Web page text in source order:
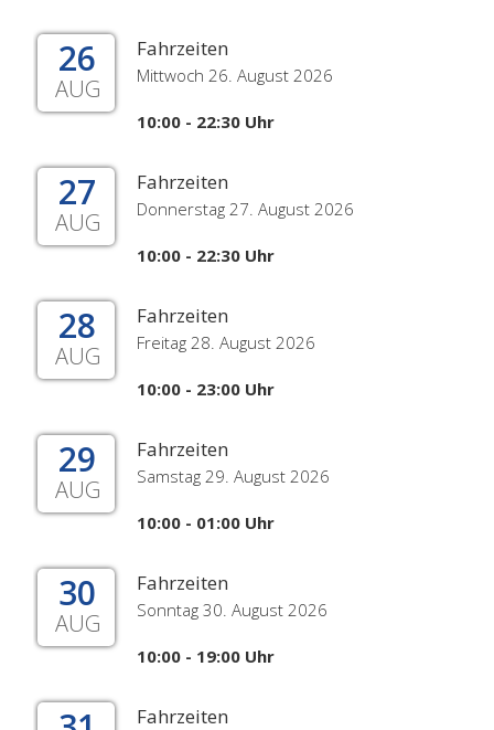
26
AUG
Fahrzeiten
Mittwoch 26. August 2026
10:00 - 22:30 Uhr
27
AUG
Fahrzeiten
Donnerstag 27. August 2026
10:00 - 22:30 Uhr
28
AUG
Fahrzeiten
Freitag 28. August 2026
10:00 - 23:00 Uhr
29
AUG
Fahrzeiten
Samstag 29. August 2026
10:00 - 01:00 Uhr
30
AUG
Fahrzeiten
Sonntag 30. August 2026
10:00 - 19:00 Uhr
Fahrzeiten